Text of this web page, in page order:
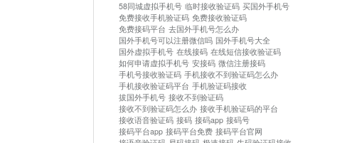
58同城虚拟手机号 临时接收验证码 买国外手机号
免费接收手机验证码 免费接收验证码
免费接码平台 去国外手机号怎么办
国外手机号可以注册微信吗 国外手机号大全
国外虚拟手机号 在线接码 在线短信接收验证码
如何申请虚拟手机号 安接码 微信注册接码
手机号接收验证码 手机接收不到验证码怎么办
手机接收验证码平台 手机验证码接收
拔国外手机号 接收不到验证码
接收不到验证码怎么办 接收手机验证码的平台
接收语音验证码 接码 接码app 接码号
接码平台app 接码平台免费 接码平台官网